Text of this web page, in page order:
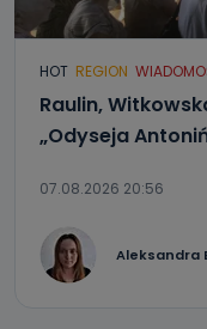
HOT REGION
Raulin,
„Odyseja
07.08.2026 20:56
Aleksandra